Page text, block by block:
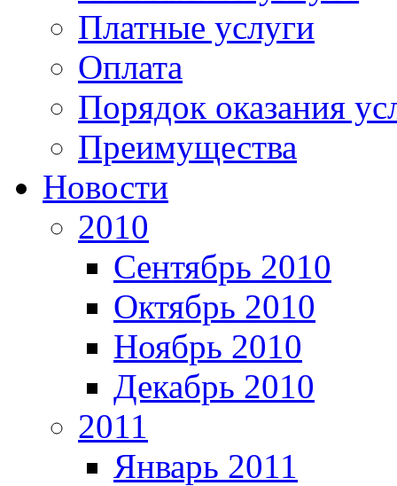
Платные услуги
Оплата
Порядок оказания
Преимущества
Новости
2010
Сентябрь 2010
Октябрь 2010
Ноябрь 2010
Декабрь 2010
2011
Январь 2011